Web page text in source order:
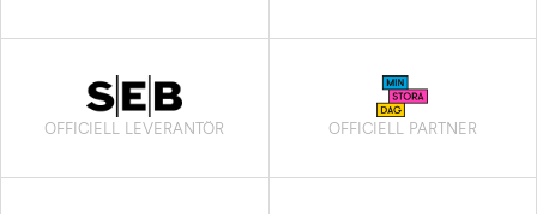
OFFICIELL LEVERANTÖR OFFICIELL PARTNER